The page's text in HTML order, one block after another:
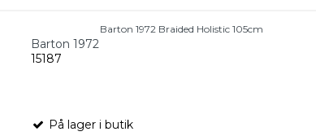
Barton 1972 Braided Holistic 105cm
Barton 1972
15187
På lager i butik